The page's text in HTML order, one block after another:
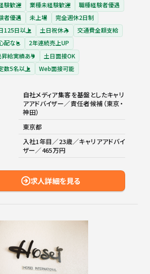
験歓迎 業種未経験歓迎
職種経験者優遇
者優遇
未上場
完全週休2日制
125日以上
土日祝休み
交通費全額支給
配なし
2年連続売上UP
給実績あり
土日面接OK
数5名以上
Web面接可能
自社メディア集客を基盤としたキャリ
アアドバイザー／責任者候補（東京・
神田）
東京都
入社1年目／23歳／キャリアアドバイ
ザー／465万円
求人詳細を見る